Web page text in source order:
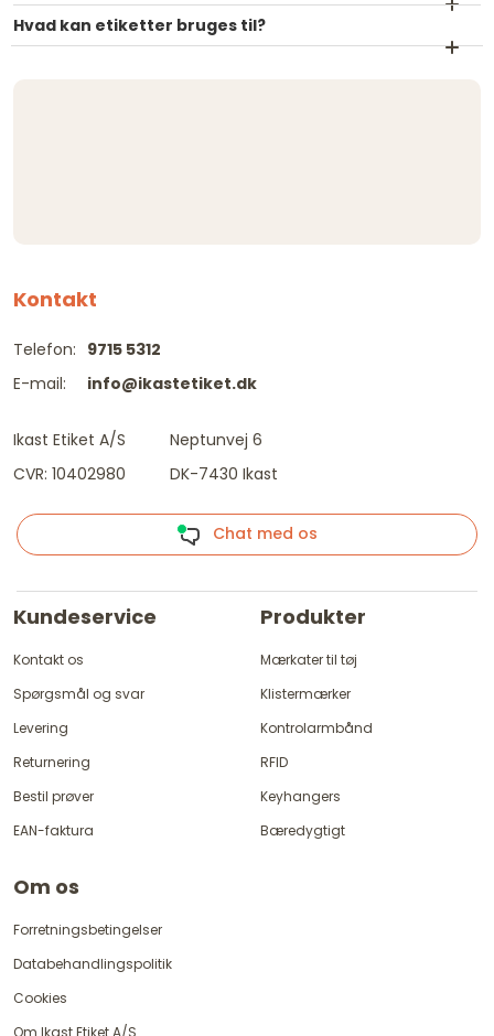
Hvad kan etiketter bruges til?
Kontakt
Telefon:
E-mail:
9715 5312
info@ikastetiket.dk
Ikast Etiket A/S
CVR: 10402980
Neptunvej 6
DK-7430 Ikast
Chat med os
Kundeservice
Kontakt os
Spørgsmål og svar
Levering
Returnering
Bestil prøver
EAN-faktura
Produkter
Mærkater til tøj
Klistermærker
Kontrolarmbånd
RFID
Keyhangers
Bæredygtigt
Om os
Forretningsbetingelser
Databehandlingspolitik
Cookies